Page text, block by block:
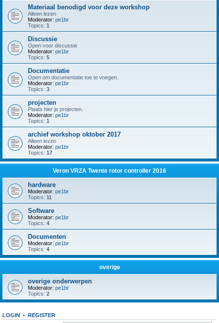
Materiaal benodigd voor deze workshop
Alleen lezen
Moderator: pe1br
Topics: 1
Discussie
Open voor discussie
Moderator: pe1br
Topics: 5
Documentatie
Open om documentatie toe te voegen.
Moderator: pe1br
Topics: 3
projecten
Plaats hier je projecten.
Moderator: pe1br
Topics: 1
archief workshop oktober 2017
Alleen lezen
Moderator: pe1br
Topics: 17
Veron VRZA Twente rotor controller 2016
hardware
Moderator: pe1br
Topics: 11
Software
Moderator: pe1br
Topics: 4
Documenten
Moderator: pe1br
Topics: 4
overige
overige onderwerpen
Moderator: pe1br
Topics: 2
LOGIN • REGISTER